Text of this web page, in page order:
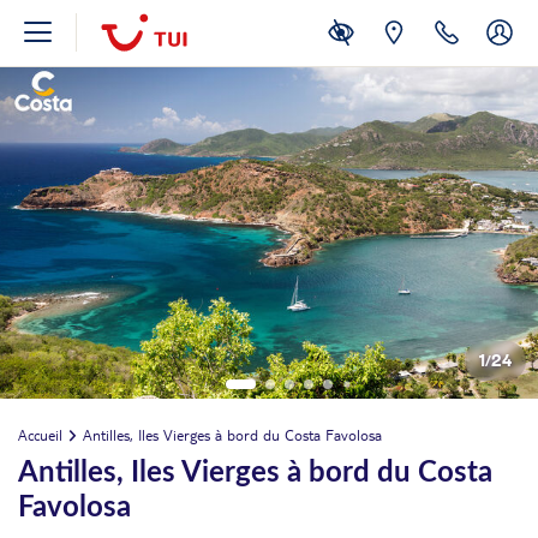
1/24
Accueil Antilles, Iles Vierges à bord du Costa Favolosa
Antilles, Iles Vierges à bord du Costa
Favolosa